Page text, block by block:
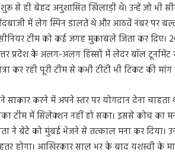
से ही बेहद अनुशासित खिलाड़ी थे। उन्हें जो भी
में लेग स्पिन डालते थे और आठवें नंबर पर
टीम को कई जगह मुकाबले जिता कर दिए।
प्रदेश के अलग-अलग हिस्सों में लेदर बॉल
कर रही पूरी टीम से कभी टीटी भी टिकट की
साकार करने में अपने स्तर पर योगदान देना चाहता
टीम में सिलेक्शन नहीं हो सका। इससे कोच का
ने बेटे को मुंबई भेजने से तत्काल मना कर दिया।
होगा। आखिरकार साल भर के बाद यशस्वी के